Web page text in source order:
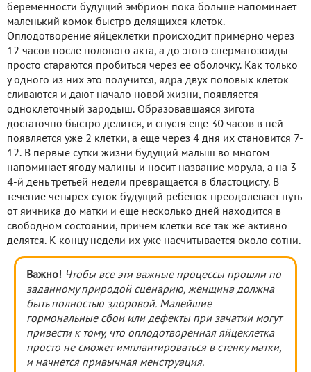
беременности будущий эмбрион пока больше напоминает
маленький комок быстро делящихся клеток.
Оплодотворение яйцеклетки происходит примерно через
12 часов после полового акта, а до этого сперматозоиды
просто стараются пробиться через ее оболочку. Как только
у одного из них это получится, ядра двух половых клеток
сливаются и дают начало новой жизни, появляется
одноклеточный зародыш. Образовавшаяся зигота
достаточно быстро делится, и спустя еще 30 часов в ней
появляется уже 2 клетки, а еще через 4 дня их становится 7-
12. В первые сутки жизни будущий малыш во многом
напоминает ягоду малины и носит название морула, а на 3-
4-й день третьей недели превращается в бластоцисту. В
течение четырех суток будущий ребенок преодолевает путь
от яичника до матки и еще несколько дней находится в
свободном состоянии, причем клетки все так же активно
делятся. К концу недели их уже насчитывается около сотни.
Важно! Чтобы все эти важные процессы прошли по
заданному природой сценарию, женщина должна
быть полностью здоровой. Малейшие
гормональные сбои или дефекты при зачатии могут
привести к тому, что оплодотворенная яйцеклетка
просто не сможет имплантироваться в стенку матки,
и начнется привычная менструация.